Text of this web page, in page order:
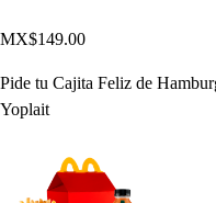
MX$149.00
Pide tu Cajita Feliz de
Yoplait